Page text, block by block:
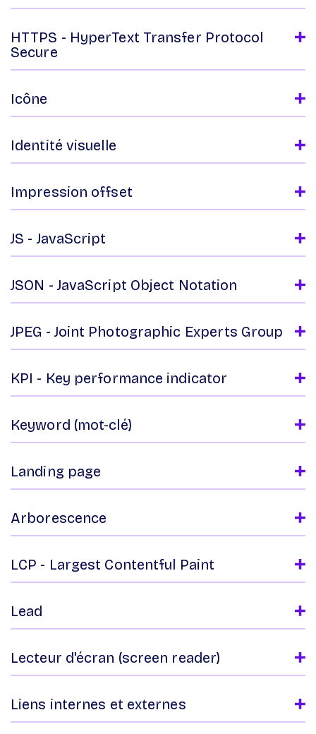
HTTPS - HyperText Transfer Protocol
Secure
Icône
Identité visuelle
Impression offset
JS - JavaScript
JSON - JavaScript Object Notation
JPEG - Joint Photographic Experts Group
KPI - Key performance indicator
Keyword (mot-clé)
Landing page
Arborescence
LCP - Largest Contentful Paint
Lead
Lecteur d'écran (screen reader)
Liens internes et externes